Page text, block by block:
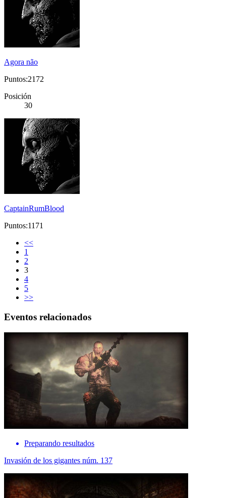
Agora não
Puntos:2172
Posición
30
CaptainRumBlood
Puntos:1171
<<
1
2
3
4
5
>>
Eventos relacionados
Preparando resultados
Invasión de los gigantes núm. 137